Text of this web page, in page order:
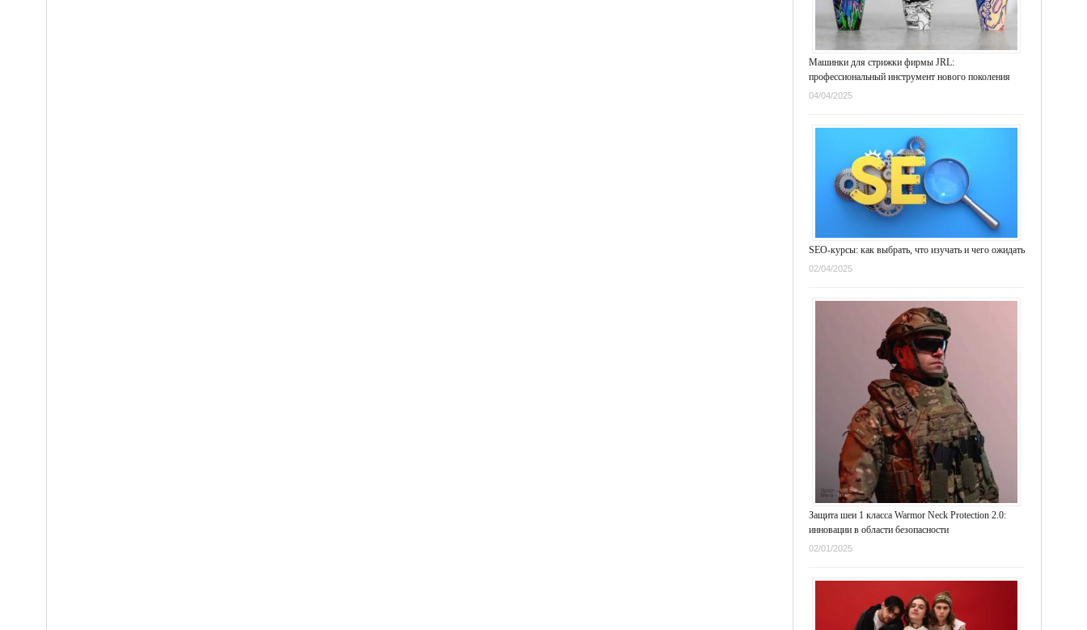
Машинки для стрижки фирмы JRL:
профессиональный инструмент нового поколения
04/04/2025
SEO-курсы: как выбрать, что изучать и чего ожидать
02/04/2025
Защита шеи 1 класса Warmor Neck Protection 2.0:
инновации в области безопасности
02/01/2025